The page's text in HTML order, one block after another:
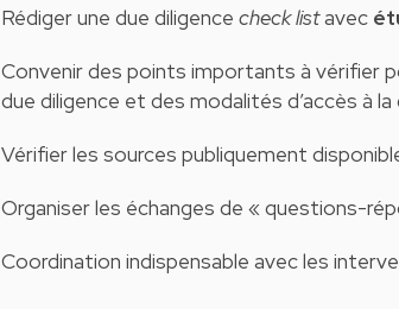
Rédiger une due diligencecheck listavec
Convenir des points importants à vérifier
due diligence et des modalités d’accès à
Vérifier les sources publiquement
Organiser les échanges de « questions-
Coordination indispensable avec les